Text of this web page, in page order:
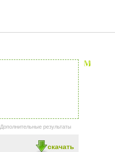
Дополнительные результаты
скачать